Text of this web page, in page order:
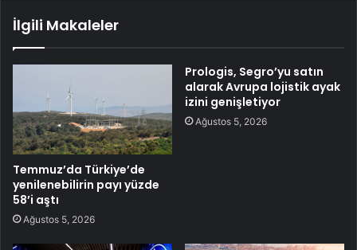
İlgili Makaleler
Temmuz’da Türkiye’de
yenilenebilirin payı yüzde
58’i aştı
Ağustos 5, 2026
Prologis, Segro’yu satın
alarak Avrupa lojistik ayak
izini genişletiyor
Ağustos 5, 2026